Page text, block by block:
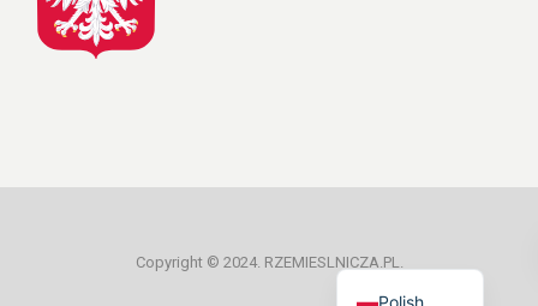
Copyright © 2024. RZEMIESLNICZA.PL.
Polish
Ukrainian